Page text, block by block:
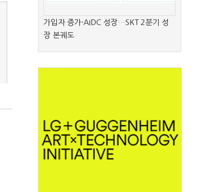
가입자 증가·AIDC 성장…SKT 2분기 성
장 본궤도